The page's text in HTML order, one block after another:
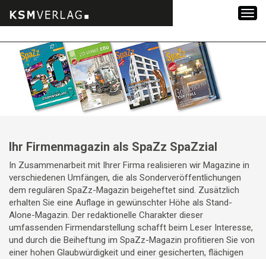
Inhalt
springen
Ihr Firmenmagazin als SpaZz SpaZzial
In Zusammenarbeit mit Ihrer Firma realisieren wir Magazine in
verschiedenen Umfängen, die als Sonderveröffentlichungen
dem regulären SpaZz-Magazin beigeheftet sind. Zusätzlich
erhalten Sie eine Auflage in gewünschter Höhe als Stand-
Alone-Magazin. Der redaktionelle Charakter dieser
umfassenden Firmendarstellung schafft beim Leser Interesse,
und durch die Beiheftung im SpaZz-Magazin profitieren Sie von
einer hohen Glaubwürdigkeit und einer gesicherten, flächigen